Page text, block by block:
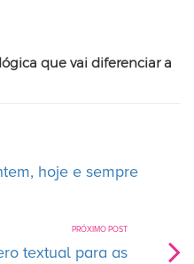
que vai diferenciar a
hoje e sempre
PRÓXIMO POST
textual para as